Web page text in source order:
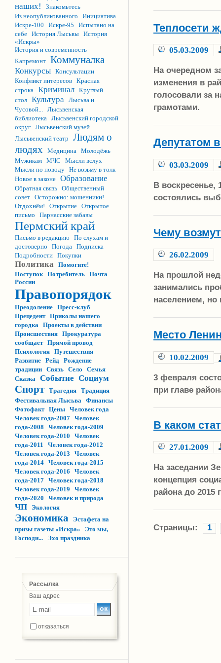
наших!
Знакомьтесь
Из неопубликованного
Инициатива
Искре-100
Искре-95
Испытано на
себе История Лысьвы История
«Искры»
История и современность
Капремонт Коммуналка
Конкурсы Консультации
Конфликт интересов Красная
строка Криминал Круглый
стол Культура Лысьва и
Чусовой... Лысьвенская
библиотека Лысьвенский городской
округ Лысьвенский музей
Лысьвенский театр
Людям о
людях Медицина Молодёжь
Мужикам МЧС
Мысли вслух
Мысли по поводу Не возьму в толк
Новое в законе Образование
Обратная связь Общественный
совет Осторожно: мошенники!
Отдохнём!
Открытие Открытое
письмо
Парнасские забавы
Пермский край
Письмо в редакцию По слухам и
достоверно
Погода Подписка
Подробности Покупки
Политика
Помогите!
Поступок Потребитель Почта
России
Правопорядок
Преодоление Пресс-клуб
Прецедент Приколы нашего
городка Проекты в действии
Происшествия Прокуратура
сообщает Прямой провод
Психология Путешествия
Развитие Рейд Рождение
традиции Связь Село
Семья
Сказка Событие Социум
Спорт Трагедия Традиция
Фестивальная Лысьва Финансы
Фотофакт Цены Человек года
Человек года-2007 Человек
года-2008
Человек года-2009
Человек года-2010
Человек
года-2011
Человек года-2012
Человек года-2013
Человек
года-2014 Человек года-2015
Человек года-2016
Человек
года-2017 Человек года-2018
Человек года-2019
Человек
года-2020
Человек и природа
ЧП Экология
Экономика
Эстафета на
призы газеты «Искра»
Это мы,
Господи...
Эхо праздника
Рассылка
Ваш адрес
отказаться
Теплосети
05.03.2009
На очередном
изменения в
голосовали за
грамотами.
Депутатом
03.03.2009
В воскресенье,
состоялись
Чему
26.02.2009
На прошлой
занимались
населением,
Место
10.02.2009
3 февраля
при главе
В каком
27.01.2009
На заседании
концепция
района до 2015
Страницы: 1